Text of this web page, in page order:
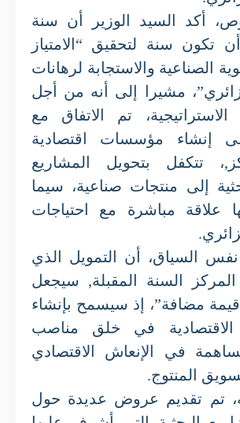
أكد السيد الوزير أن سنة
أن تكون سنة لتحقيق “الامتياز
الصناعية والاستجابة لرهانات
مشيرا إلى أنه من أجل
تم الاتفاق مع
إنشاء مؤسسات اقتصادية
تتكفل بتحويل المشاريع
إلى منتجات صناعية، سيما
علاقة مباشرة مع احتياجات
السياق، أن التمويل الذي
السنة المقبلة, سيجعل
مضافة”، إذ سيسمح بإنشاء
في خلق مناصب
في الإنعاش الاقتصادي
المنتوج.
تم تقديم عروض عديدة حول